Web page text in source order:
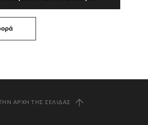
ΑΡΧΉ ΤΗΣ ΣΕΛΊΔΑΣ